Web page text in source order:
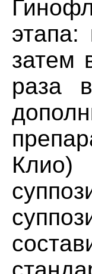
затем
раза